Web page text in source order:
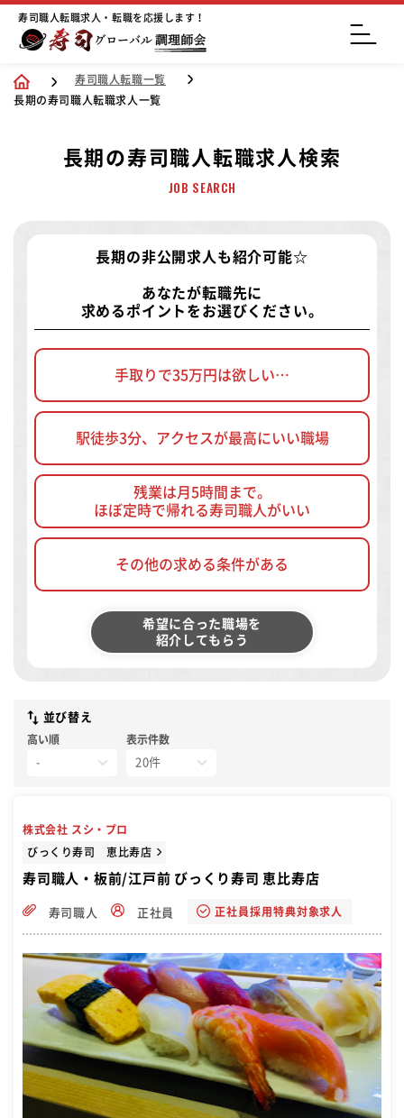
寿司職人転職求人・転職を応援します！
寿司職人転職一覧
長期の寿司職人転職求人一覧
長期の寿司職人転職求人検索
JOB SEARCH
長期の非公開求人 も紹介可能☆
あなたが転職先に
求めるポイントをお選びください。
手取りで35万円は欲しい…
駅徒歩3分、アクセスが最高にいい職場
残業は月5時間まで。
ほぼ定時で帰れる寿司職人がいい
その他の求める条件がある
希望に合った職場を
紹介してもらう
並び替え
高い順 表示件数
株式会社 スシ・プロ
びっくり寿司 恵比寿店
寿司職人・板前/江戸前 びっくり寿司 恵比寿店
寿司職人 正社員 正社員採用特典対象求人